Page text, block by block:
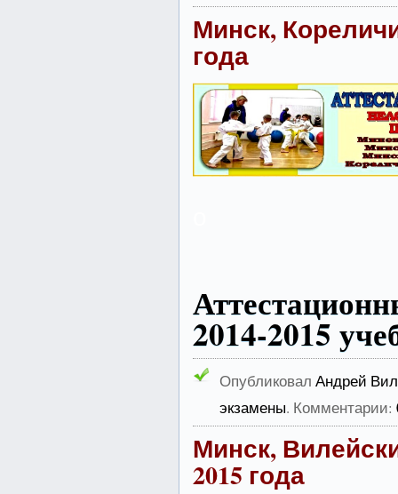
Минск,
года
2014-2015
Опубликовал Андрей
экзамены. Комментарии:
Минск,
2015 года